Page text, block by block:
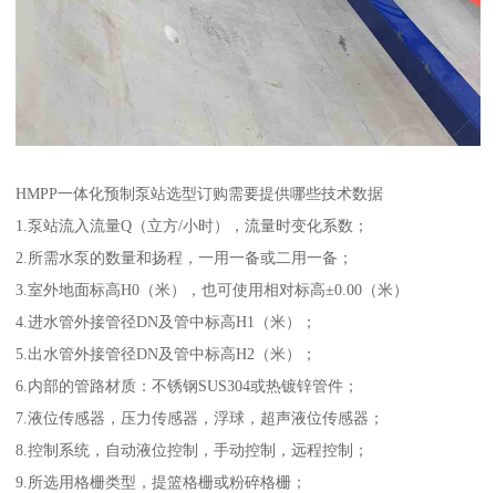
HMPP一体化预制泵站选型订购需要提供哪些技术数据
1.泵站流入流量Q（立方/小时），流量时变化系数；
2.所需水泵的数量和扬程，一用一备或二用一备；
3.室外地面标高H0（米），也可使用相对标高±0.00（米）
4.进水管外接管径DN及管中标高H1（米）；
5.出水管外接管径DN及管中标高H2（米）；
6.内部的管路材质：不锈钢SUS304或热镀锌管件；
7.液位传感器，压力传感器，浮球，超声液位传感器；
8.控制系统，自动液位控制，手动控制，远程控制；
9.所选用格栅类型，提篮格栅或粉碎格栅；